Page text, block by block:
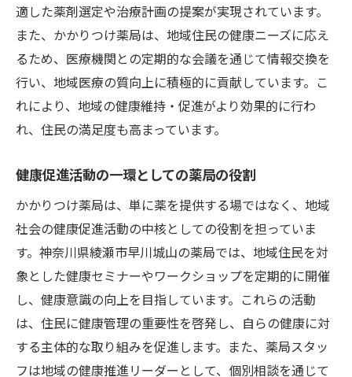
適した薬剤選定や治療計画の提案が実現されています。
また、かかりつけ薬局は、地域住民の健康ニーズに応え
るため、医療機関との定期的な会議を通じて情報交換を
行い、地域医療の質向上に積極的に貢献しています。こ
れにより、地域の健康維持・促進がより効果的に行わ
れ、住民の満足度も高まっています。
健康促進活動の一環としての薬局の役割
かかりつけ薬局は、単に薬を提供する場ではなく、地域
社会の健康促進活動の中核としての役割を担っていま
す。神奈川県綾瀬市早川城山の薬局では、地域住民を対
象とした健康セミナーやワークショップを定期的に開催
し、健康意識の向上を目指しています。これらの活動
は、住民に健康管理の重要性を啓発し、自らの健康に対
する主体的な取り組みを促進します。また、薬局スタッ
フは地域の健康推進リーダーとして、個別相談を通じて